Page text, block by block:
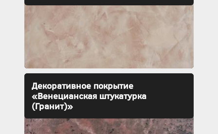
Декоративное покрытие
«Венецианская штукатурка
(Гранит)»